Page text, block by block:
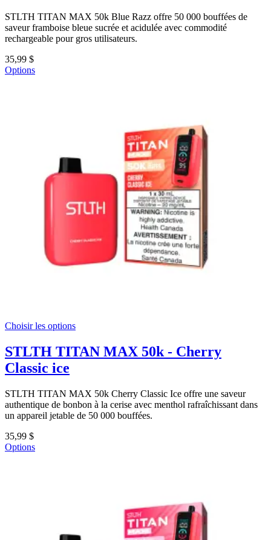
STLTH TITAN MAX 50k Blue Razz offre 50 000 bouffées de
saveur framboise bleue sucrée et acidulée avec commodité
rechargeable pour gros utilisateurs.
35,99 $
Options
Choisir les options
STLTH TITAN MAX 50k - Cherry
Classic ice
STLTH TITAN MAX 50k Cherry Classic Ice offre une saveur
authentique de bonbon à la cerise avec menthol rafraîchissant dans
un appareil jetable de 50 000 bouffées.
35,99 $
Options